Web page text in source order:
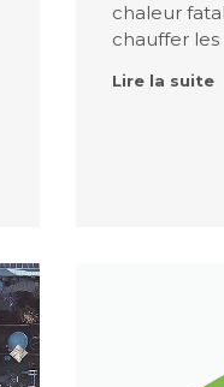
chaleur
chauffer
Lire la suite